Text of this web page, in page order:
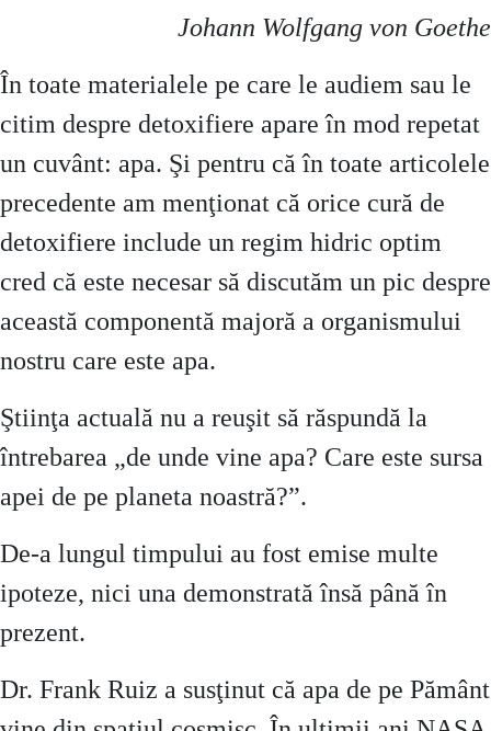
Johann Wolfgang von Goethe
În toate materialele pe care le audiem sau le
citim despre detoxifiere apare în mod repetat
un cuvânt: apa. Şi pentru că în toate articolele
precedente am menţionat că orice cură de
detoxifiere include un regim hidric optim
cred că este necesar să discutăm un pic despre
această componentă majoră a organismului
nostru care este apa.
Ştiinţa actuală nu a reuşit să răspundă la
întrebarea „de unde vine apa? Care este sursa
apei de pe planeta noastră?”.
De-a lungul timpului au fost emise multe
ipoteze, nici una demonstrată însă până în
prezent.
Dr. Frank Ruiz a susţinut că apa de pe Pământ